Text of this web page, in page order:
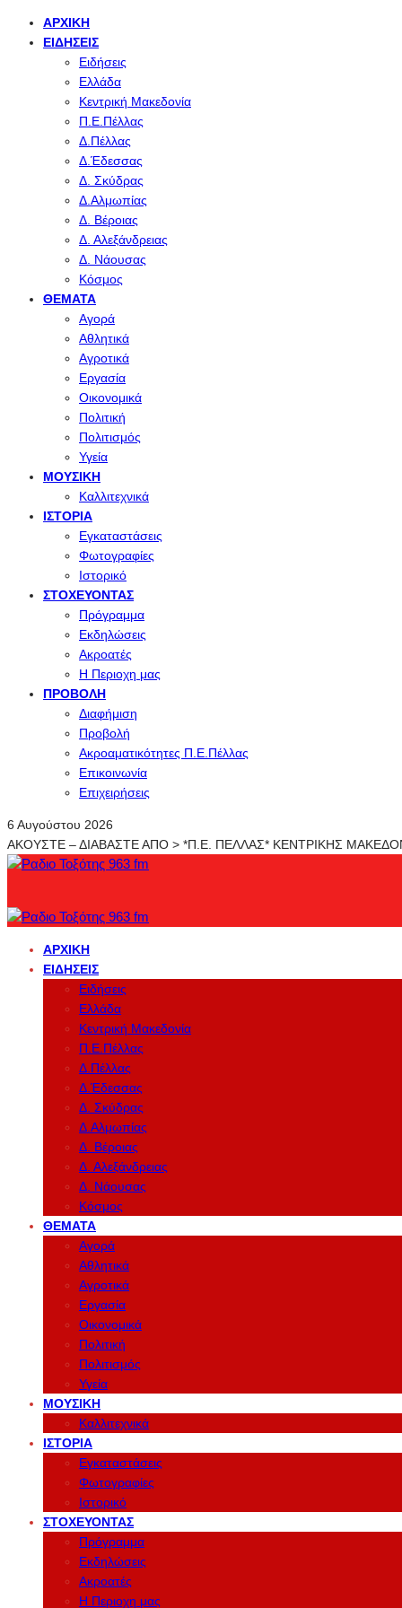
ΑΡΧΙΚΉ
ΕΙΔΉΣΕΙΣ
Ειδήσεις
Ελλάδα
Κεντρική Μακεδονία
Π.Ε.Πέλλας
Δ.Πέλλας
Δ.Έδεσσας
Δ. Σκύδρας
Δ.Αλμωπίας
Δ. Βέροιας
Δ. Αλεξάνδρειας
Δ. Νάουσας
Κόσμος
ΘΈΜΑΤΑ
Αγορά
Αθλητικά
Αγροτικά
Εργασία
Οικονομικά
Πολιτική
Πολιτισμός
Υγεία
ΜΟΥΣΙΚΉ
Καλλιτεχνικά
ΙΣΤΟΡΊΑ
Εγκαταστάσεις
Φωτογραφίες
Ιστορικό
ΣΤΟΧΕΎΟΝΤΑΣ
Πρόγραμμα
Εκδηλώσεις
Ακροατές
Η Περιοχη μας
ΠΡΟΒΟΛΉ
Διαφήμιση
Προβολή
Ακροαματικότητες Π.Ε.Πέλλας
Επικοινωνία
Επιχειρήσεις
6 Αυγούστου 2026
ΑΚΟΥΣΤΕ – ΔΙΑΒΑΣΤΕ ΑΠΟ > *Π.Ε. ΠΕΛΛΑΣ* ΚΕΝΤΡΙΚΗΣ
ΑΡΧΙΚΉ
ΕΙΔΉΣΕΙΣ
Ειδήσεις
Ελλάδα
Κεντρική Μακεδονία
Π.Ε.Πέλλας
Δ.Πέλλας
Δ.Έδεσσας
Δ. Σκύδρας
Δ.Αλμωπίας
Δ. Βέροιας
Δ. Αλεξάνδρειας
Δ. Νάουσας
Κόσμος
ΘΈΜΑΤΑ
Αγορά
Αθλητικά
Αγροτικά
Εργασία
Οικονομικά
Πολιτική
Πολιτισμός
Υγεία
ΜΟΥΣΙΚΉ
Καλλιτεχνικά
ΙΣΤΟΡΊΑ
Εγκαταστάσεις
Φωτογραφίες
Ιστορικό
ΣΤΟΧΕΎΟΝΤΑΣ
Πρόγραμμα
Εκδηλώσεις
Ακροατές
Η Περιοχη μας